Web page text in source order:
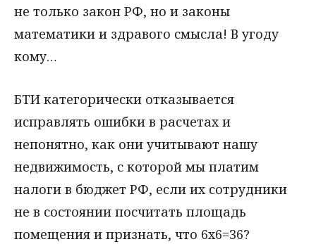
не только закон РФ, но и законы
математики и здравого смысла! В угоду
кому…
БТИ категорически отказывается
исправлять ошибки в расчетах и
непонятно, как они учитывают нашу
недвижимость, с которой мы платим
налоги в бюджет РФ, если их сотрудники
не в состоянии посчитать площадь
помещения и признать, что 6х6=36?